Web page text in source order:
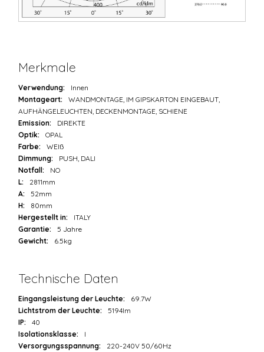
Merkmale
Verwendung:
Innen
Montageart:
WANDMONTAGE, IM GIPSKARTON EINGEBAUT,
AUFHÄNGELEUCHTEN, DECKENMONTAGE, SCHIENE
Emission:
DIREKTE
Optik:
OPAL
Farbe:
WEIß
Dimmung:
PUSH, DALI
Notfall:
NO
L:
2811mm
A:
52mm
H:
80mm
Hergestellt in:
ITALY
Garantie:
5 Jahre
Gewicht:
6.5kg
Technische Daten
Eingangsleistung der Leuchte:
69.7W
Lichtstrom der Leuchte:
5194lm
IP:
40
Isolationsklasse:
I
Versorgungsspannung:
220-240V 50/60Hz